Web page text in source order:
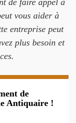
de faire appel à
vous aider à
entreprise peut
plus besoin et
de
Antiquaire !